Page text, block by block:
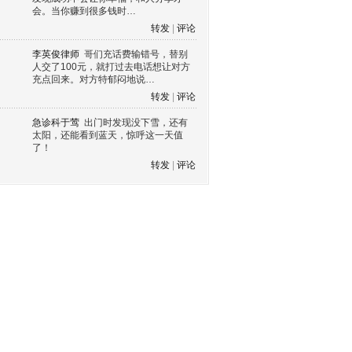
会。当你赚到很多钱时…
转发
评论
李英俊律师 哥们充话费输错号，替别
人交了100元，就打过去电话想让对方
充点回来。对方特郁闷地说…
转发
评论
急诊科于莺 出门时发现没下雪，还有
太阳，还能看到蓝天，惊呼这一天值
了！
转发
评论